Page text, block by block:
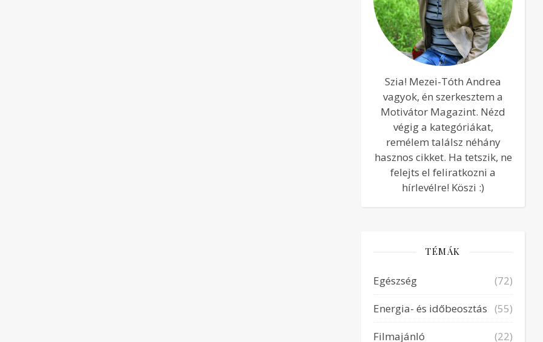
Szia! Mezei-Tóth Andrea
vagyok, én szerkesztem a
Motivátor Magazint. Nézd
végig a kategóriákat,
remélem találsz néhány
hasznos cikket. Ha tetszik, ne
felejts el feliratkozni a
hírlevélre! Köszi :)
TÉMÁK
Egészség
(72)
Energia- és időbeosztás (55)
Filmajánló
(22)